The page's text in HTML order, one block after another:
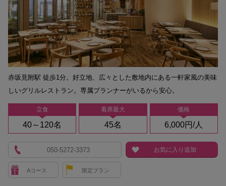
立食
40～120名
着席最大
45名
価格
6,000円/人
赤坂見附駅 徒歩1分。好立地、広々とした敷地内にある一軒家風の美味
しいグリルレストラン。専属プランナーがいるから安心。
Aコース 限定プラン
050-5272-3373 お気に入り追加